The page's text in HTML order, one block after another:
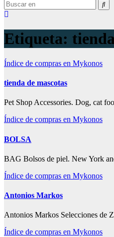
Etiqueta:
Índice de compras en Mykonos
tienda de mascotas
Pet Shop Accessories. Dog, cat
Índice de compras en Mykonos
BOLSA
BAG Bolsos de piel. New York
Índice de compras en Mykonos
Antonios Markos
Antonios Markos Selecciones de
Índice de compras en Mykonos